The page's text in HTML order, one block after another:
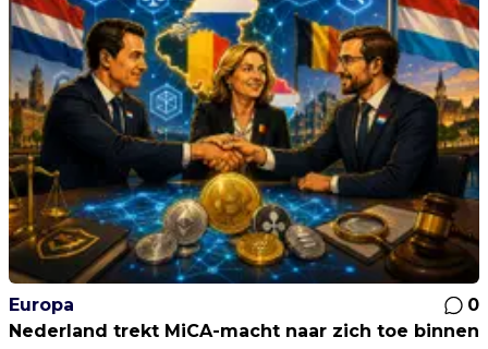
Europa
0
Nederland trekt MiCA-macht naar zich toe binnen